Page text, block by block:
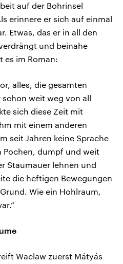
auf der Bohrinsel
erinnere er sich auf einmal
Etwas, das er in all den
und beinahe
es im Roman:
alles, die gesamten
schon weit weg von all
sich diese Zeit mit
mit einem anderen
seit Jahren keine Sprache
Pochen, dumpf und weit
Staumauer lehnen und
die heftigen Bewegungen
Wie ein Hohlraum,
Waclaw zuerst Mátyás